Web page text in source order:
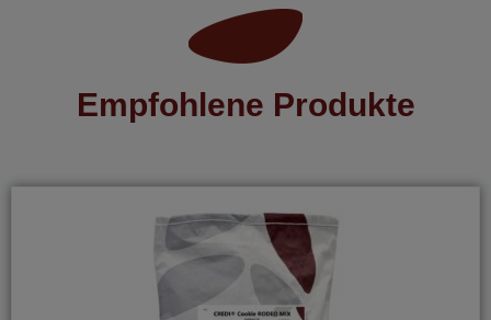
Empfohlene Produkte